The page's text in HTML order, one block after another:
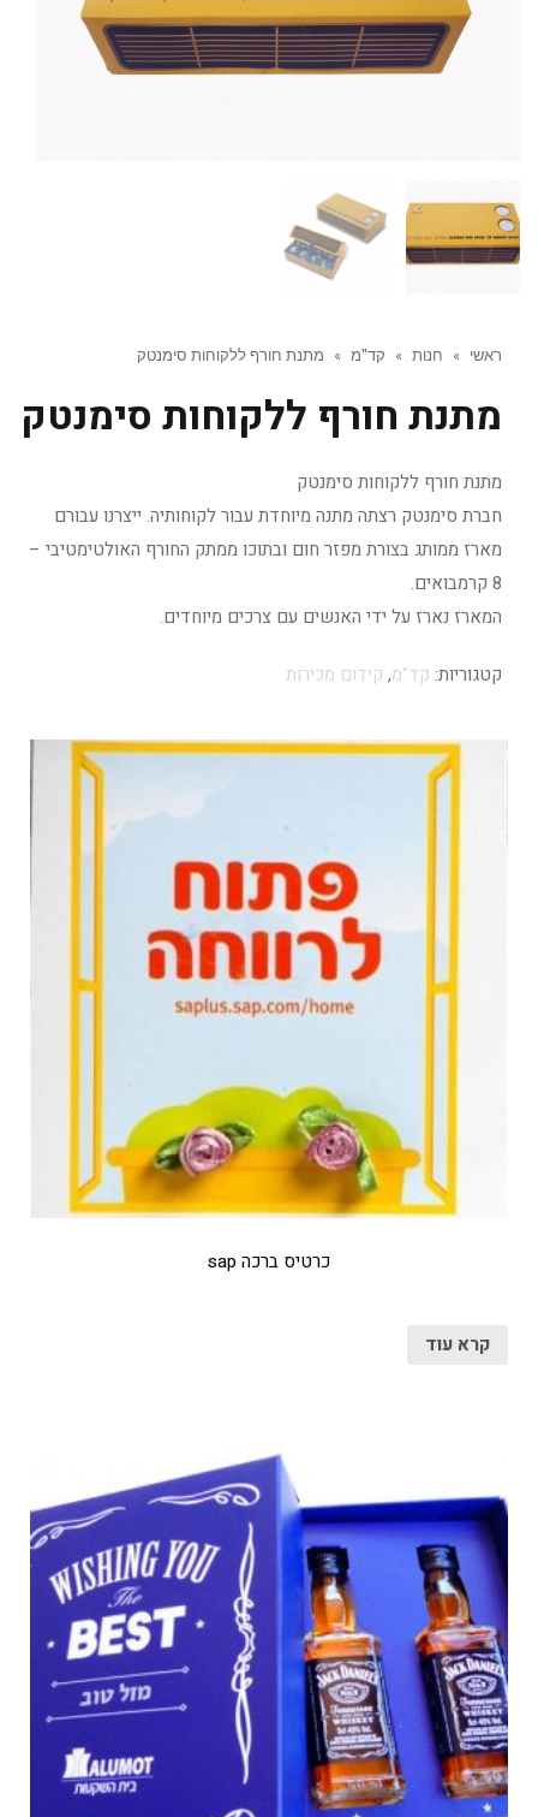
ראשי » חנות » קד"מ » מתנת חורף ללקוחות סימנטק
מתנת חורף ללקוחות סימנטק
מתנת חורף ללקוחות סימנטק
חברת סימנטק רצתה מתנה מיוחדת עבור לקוחותיה. ייצרנו עבורם
מארז ממותג בצורת מפזר חום ובתוכו ממתק החורף האולטימטיבי –
8 קרמבואים.
המארז נארז על ידי האנשים עם צרכים מיוחדים.
קטגוריות: קד"מ, קידום מכירות
כרטיס ברכה sap
קרא עוד